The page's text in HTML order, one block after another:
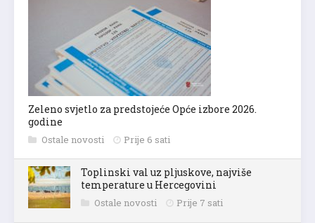
Zeleno svjetlo za predstojeće Opće izbore 2026.
godine
Ostale novosti Prije 6 sati
Toplinski val uz pljuskove, najviše
temperature u Hercegovini
Ostale novosti Prije 7 sati